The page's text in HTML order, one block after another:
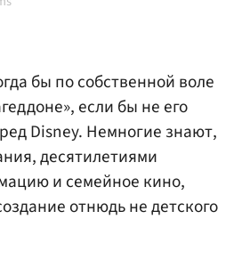
бы по собственной воле
если бы не его
Disney. Немногие знают,
десятилетиями
и семейное кино,
отнюдь не детского